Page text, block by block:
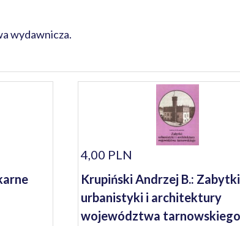
wydawnicza.
4,00 PLN
Krupiński Andrzej B.: Zabytki
urbanistyki i architektury
województwa tarnowskiego